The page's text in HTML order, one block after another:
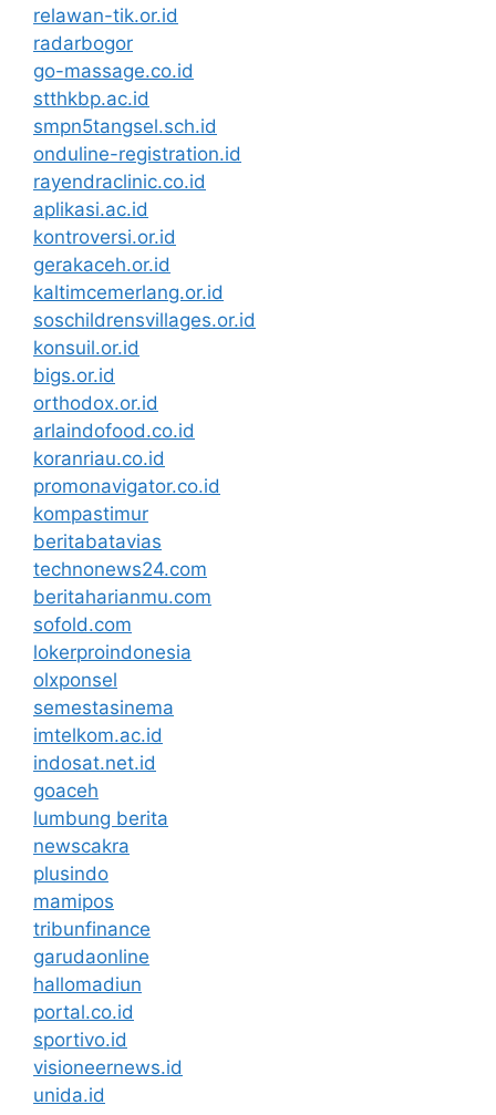
relawan-tik.or.id
radarbogor
go-massage.co.id
stthkbp.ac.id
smpn5tangsel.sch.id
onduline-registration.id
rayendraclinic.co.id
aplikasi.ac.id
kontroversi.or.id
gerakaceh.or.id
kaltimcemerlang.or.id
soschildrensvillages.or.id
konsuil.or.id
bigs.or.id
orthodox.or.id
arlaindofood.co.id
koranriau.co.id
promonavigator.co.id
kompastimur
beritabatavias
technonews24.com
beritaharianmu.com
sofold.com
lokerproindonesia
olxponsel
semestasinema
imtelkom.ac.id
indosat.net.id
goaceh
lumbung berita
newscakra
plusindo
mamipos
tribunfinance
garudaonline
hallomadiun
portal.co.id
sportivo.id
visioneernews.id
unida.id